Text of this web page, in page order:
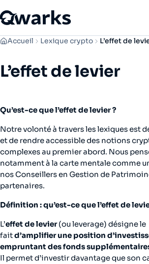
Accueil Lexique crypto L’effet de
L’effet de levier
Qu’est-ce que l’effet de levier ?
Notre volonté à travers les lexiques est
et de rendre accessible des notions
complexes au premier abord. Nous
notamment à la carte mentale comme
nos Conseillers en Gestion de
partenaires.
Définition : qu’est-ce que l’effet de
L’effet de levier(ou leverage) désigne le
faitd’amplifier une position
empruntant des fonds
Il permet d’investir davantage que son